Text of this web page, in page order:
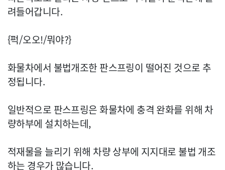
려들어갑니다.
{퍽/오오!/뭐야?}
화물차에서 불법개조한 판스프링이 떨어진 것으로 추
정됩니다.
일반적으로 판스프링은 화물차에 충격 완화를 위해 차
량하부에 설치하는데,
적재물을 늘리기 위해 차량 상부에 지지대로 불법 개조
하는 경우가 많습니다.